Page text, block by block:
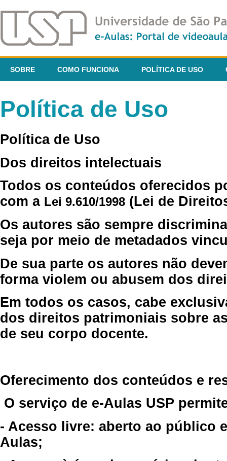
SOBRE COMO FUNCIONA POLÍTICA DE USO
Política de Uso
Política de Uso
Dos direitos intelectuais
Todos os conteúdos oferecidos
com a Lei 9.610/1998 (Lei de
Os autores são sempre
seja por meio de metadados
De sua parte os autores não
forma violem ou abusem dos
Em todos os casos, cabe
dos direitos patrimoniais sobre
de seu corpo docente.
Oferecimento dos conteúdos e
O serviço de e-Aulas USP
- Acesso livre: aberto ao público
Aulas;